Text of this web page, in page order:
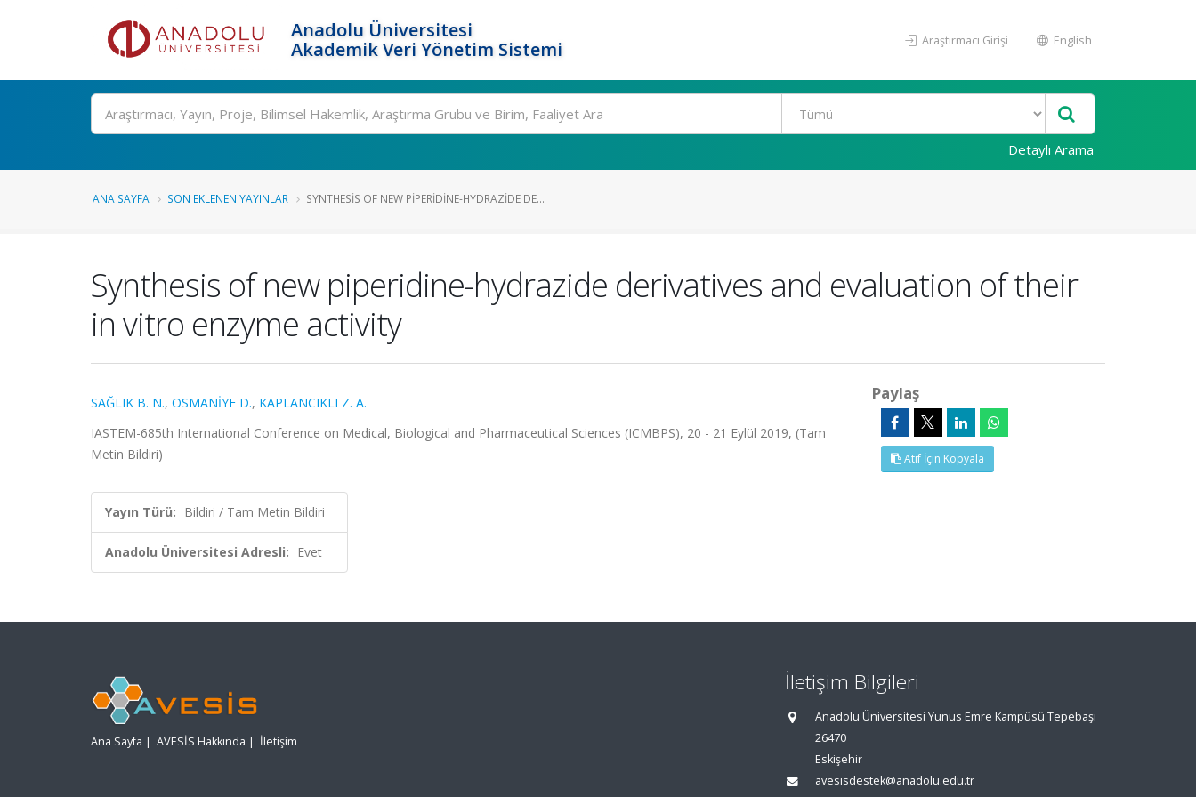
Anadolu Üniversitesi
Akademik Veri Yönetim Sistemi
Araştırmacı Girişi English
Ara
Detaylı Arama
ANA SAYFA SON EKLENEN YAYINLAR SYNTHESIS OF NEW PIPERIDINE-HYDRAZIDE DE...
Synthesis of new piperidine-hydrazide derivatives and evaluation of their
in vitro enzyme activity
SAĞLIK B. N., OSMANİYE D., KAPLANCIKLI Z. A.
IASTEM-685th International Conference on Medical, Biological and Pharmaceutical Sciences (ICMBPS), 20 - 21 Eylül 2019, (Tam
Metin Bildiri)
Yayın Türü: Bildiri / Tam Metin Bildiri
Anadolu Üniversitesi Adresli: Evet
Paylaş
Atıf İçin Kopyala
Ana Sayfa | AVESİS Hakkında | İletişim
İletişim Bilgileri
Anadolu Üniversitesi Yunus Emre Kampüsü Tepebaşı
26470
Eskişehir
avesisdestek@anadolu.edu.tr